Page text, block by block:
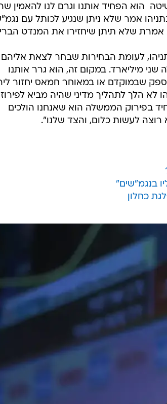
 הוא הפחיד אותנו וגרם לנו להאמין
אמר שלא ניתן שנגיע לכותל עם
שלא תיתן שיחזירו את המנדט
לעומת הבחירות שבחר לצאת אליהם
מיליארד. במקום זה, הוא גרר אותנו
שבמוקדם או במאוחר חמאס יחזור
לא הלך לתהליך מדיני שהיה מביא
בפירוק הממשלה הוא שאנחנו הולכים
לעשות כלום, והצד שלנו".
בנגמ"שים"
כחלון